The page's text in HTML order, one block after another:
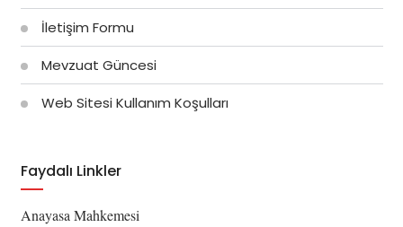
İletişim Formu
Mevzuat Güncesi
Web Sitesi Kullanım Koşulları
Faydalı Linkler
Anayasa Mahkemesi